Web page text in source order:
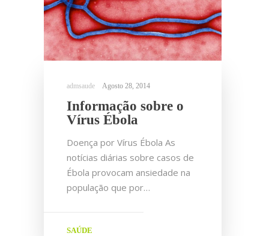
Agosto 28, 2014
Informação sobre o
Vírus Ébola
Doença por Vírus Ébola As
notícias diárias sobre casos de
Ébola provocam ansiedade na
população que por…
SAÚDE